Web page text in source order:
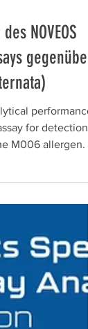
NOVEOS
gegenüber
M006 allergen.